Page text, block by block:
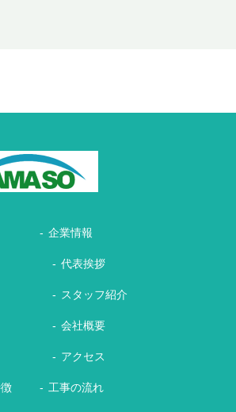
企業情報
代表挨拶
スタッフ紹介
会社概要
アクセス
工事の流れ